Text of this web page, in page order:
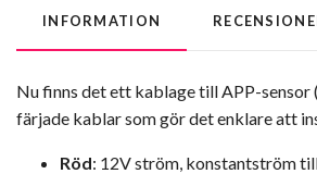
INFORMATION
Nu finns det ett kablage till APP-sensor
färjade kablar som gör det enklare att
Röd: 12V ström, konstantström